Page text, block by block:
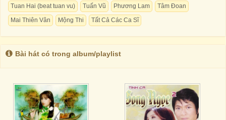
Tuan Hai (beat tuan vu)
Tuấn Vũ Phương Lam
Tâm Đoan
Mai Thiên Vân
Mộng Thi Tất Cả Các Ca Sĩ
Bài hát có trong album/playlist